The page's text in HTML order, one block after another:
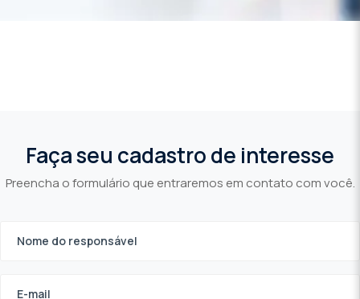
Faça seu cadastro de interesse
Preencha o formulário que entraremos em contato com você.